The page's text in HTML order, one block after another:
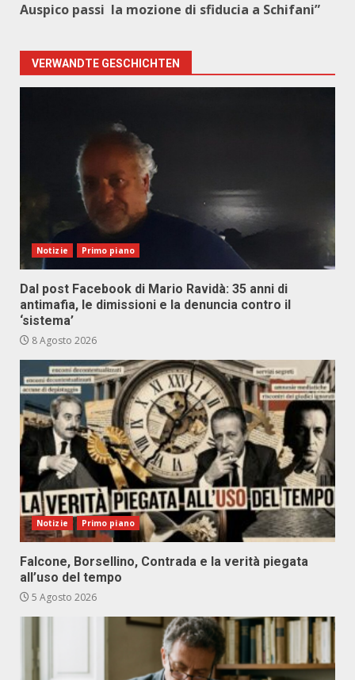
Auspico passi la mozione di sfiducia a Schifani”
VERWANDTE GESCHICHTEN
Notizie Primo piano
Dal post Facebook di Mario Ravidà: 35 anni di
antimafia, le dimissioni e la denuncia contro il
‘sistema’
8 Agosto 2026
Notizie Primo piano
Falcone, Borsellino, Contrada e la verità piegata
all’uso del tempo
5 Agosto 2026